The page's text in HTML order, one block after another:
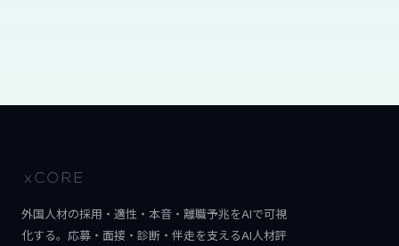
外国人材の採用・適性・本音・離職予兆をAIで可視
化する。応募・面接・診断・伴走を支えるAI人材評